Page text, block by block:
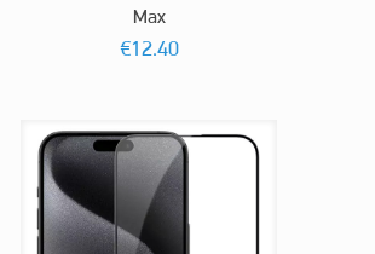
Max
€12.40